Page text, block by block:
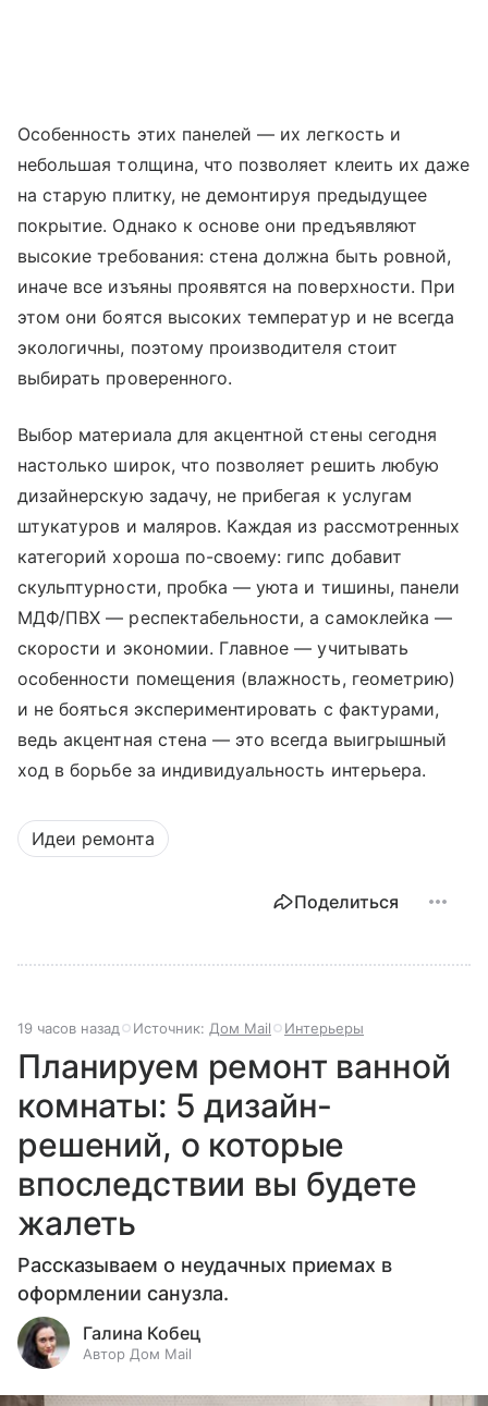
Особенность этих панелей — их легкость и
небольшая толщина, что позволяет клеить их даже
на старую плитку, не демонтируя предыдущее
покрытие. Однако к основе они предъявляют
высокие требования: стена должна быть ровной,
иначе все изъяны проявятся на поверхности. При
этом они боятся высоких температур и не всегда
экологичны, поэтому производителя стоит
выбирать проверенного.
Выбор материала для акцентной стены сегодня
настолько широк, что позволяет решить любую
дизайнерскую задачу, не прибегая к услугам
штукатуров и маляров. Каждая из рассмотренных
категорий хороша по-своему: гипс добавит
скульптурности, пробка — уюта и тишины, панели
МДФ/ПВХ — респектабельности, а самоклейка —
скорости и экономии. Главное — учитывать
особенности помещения (влажность, геометрию)
и не бояться экспериментировать с фактурами,
ведь акцентная стена — это всегда выигрышный
ход в борьбе за индивидуальность интерьера.
Идеи ремонта
Поделиться
19 часов назад Источник: Дом Mail Интерьеры
Планируем ремонт ванной
комнаты: 5 дизайн-
решений, о которые
впоследствии вы будете
жалеть
Рассказываем о неудачных приемах в
оформлении санузла.
Галина Кобец
Автор Дом Mail